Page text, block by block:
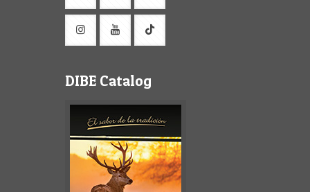
DIBE Catalog